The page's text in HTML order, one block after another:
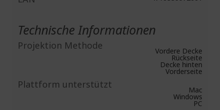
Technische Informationen
Projektion Methode Vordere Decke
Rückseite
Decke hinten
Vorderseite
Plattform unterstützt Mac
Windows
PC